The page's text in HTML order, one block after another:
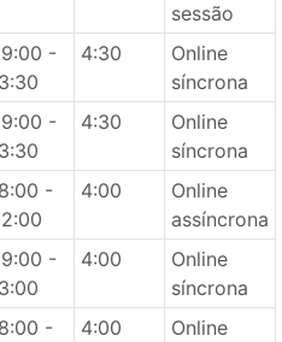
sessão
-
4:30
Online
síncrona
-
4:30
Online
síncrona
-
4:00
Online
assíncrona
-
4:00
Online
síncrona
-
4:00
Online